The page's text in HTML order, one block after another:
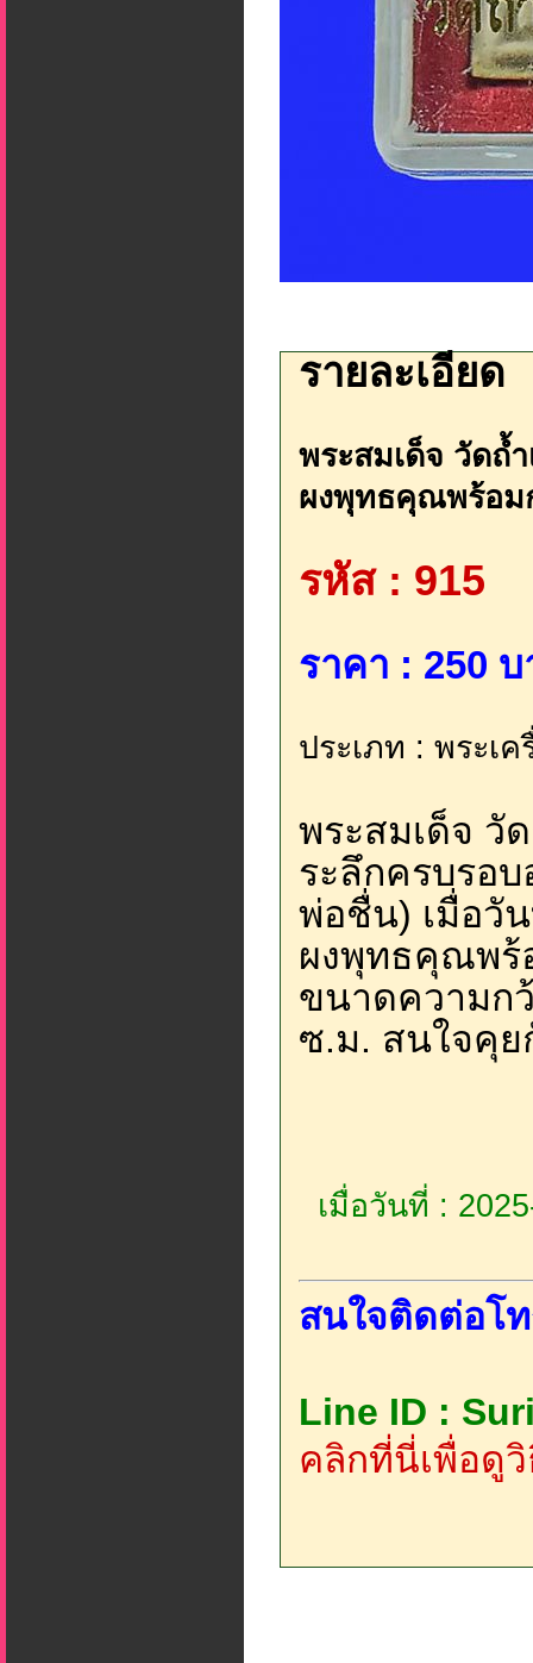
รายละเอียด
พระสมเด็จ วัดถ้
ผงพุทธคุณพร้อม
รหัส : 915
ราคา : 250
ประเภท : พระเ
พระสมเด็จ วั
ระลึกครบรอ
พ่อชื่น) เมื่อวั
ผงพุทธคุณพร้
ขนาดความก
ซ.ม. สนใจคุย
เมื่อวันที่ :
สนใจติดต่อโ
Line ID :
คลิกที่นี่เพื่อดูวิ